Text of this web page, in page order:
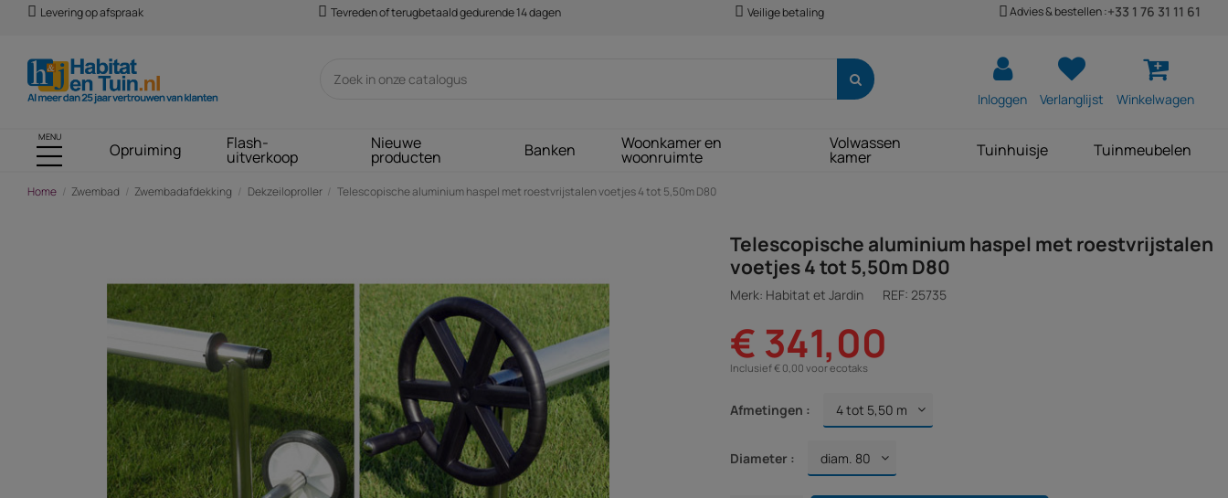
Levering op afspraak Tevreden of terugbetaald gedurende 14 dagen Veilige betaling Advies & bestellen :+33 1 76 31 11 61
Inloggen Verlanglijst Winkelwagen
MENU
Opruiming Flash-
uitverkoop
Nieuwe
producten Banken Woonkamer en
woonruimte
Volwassen
kamer Tuinhuisje Tuinmeubelen
Home Zwembad Zwembadafdekking Dekzeiloproller Telescopische aluminium haspel met roestvrijstalen voetjes 4 tot 5,50m D80
Telescopische aluminium haspel met roestvrijstalen
voetjes 4 tot 5,50m D80
Merk: Habitat et Jardin REF: 25735
€ 341,00
Inclusief € 0,00 voor ecotaks
Afmetingen :
Diameter :